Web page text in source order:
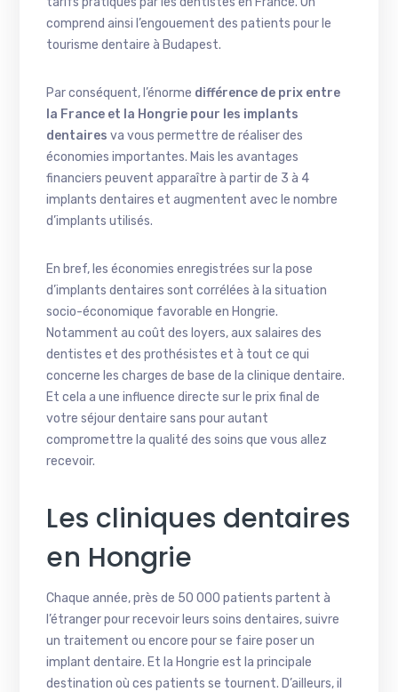
comprend ainsi l’engouement des patients pour le
tourisme dentaire à Budapest.
Par conséquent, l’énorme différence de prix entre
la France et la Hongrie pour les implants
dentaires va vous permettre de réaliser des
économies importantes. Mais les avantages
financiers peuvent apparaître à partir de 3 à 4
implants dentaires et augmentent avec le nombre
d’implants utilisés.
En bref, les économies enregistrées sur la pose
d’implants dentaires sont corrélées à la situation
socio-économique favorable en Hongrie.
Notamment au coût des loyers, aux salaires des
dentistes et des prothésistes et à tout ce qui
concerne les charges de base de la clinique dentaire.
Et cela a une influence directe sur le prix final de
votre séjour dentaire sans pour autant
compromettre la qualité des soins que vous allez
recevoir.
Les cliniques dentaires
en Hongrie
Chaque année, près de 50 000 patients partent à
l’étranger pour recevoir leurs soins dentaires, suivre
un traitement ou encore pour se faire poser un
implant dentaire. Et la Hongrie est la principale
destination où ces patients se tournent. D’ailleurs, il